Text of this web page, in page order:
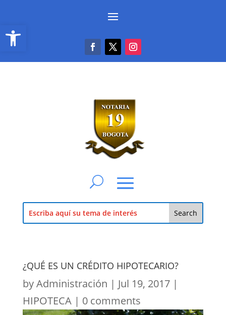
Abrir barra de herramientas
¿QUÉ ES UN CRÉDITO HIPOTECARIO?
byAdministración | Jul 19, 2017|
HIPOTECA| 0 comments